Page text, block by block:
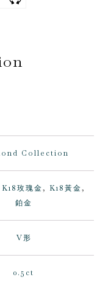
Collection
K18玫瑰金, K18黃金,
鉑金
V形
0.5ct